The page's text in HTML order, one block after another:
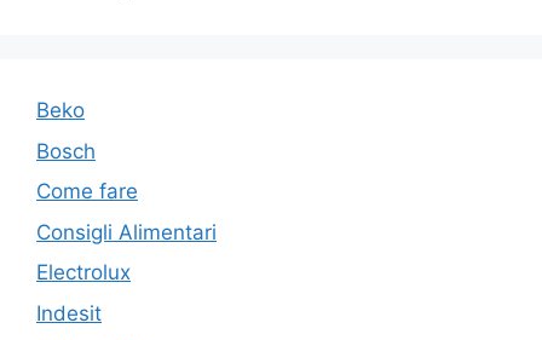
Beko
Bosch
Come fare
Consigli Alimentari
Electrolux
Indesit